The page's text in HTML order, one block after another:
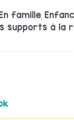
famille,
supports à la